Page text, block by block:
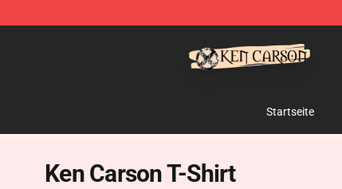
Startseite
Ken Carson T-Shirt